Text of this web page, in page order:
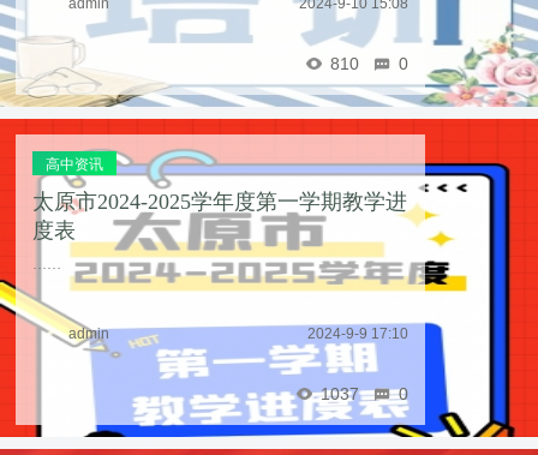
师们满怀着期待与激情，齐聚在此，共同奔赴一 ...……
810 0
高中资讯
太原市2024-2025学年度第一学期教学进
度表
admin 2024-9-9 17:10
1037 0